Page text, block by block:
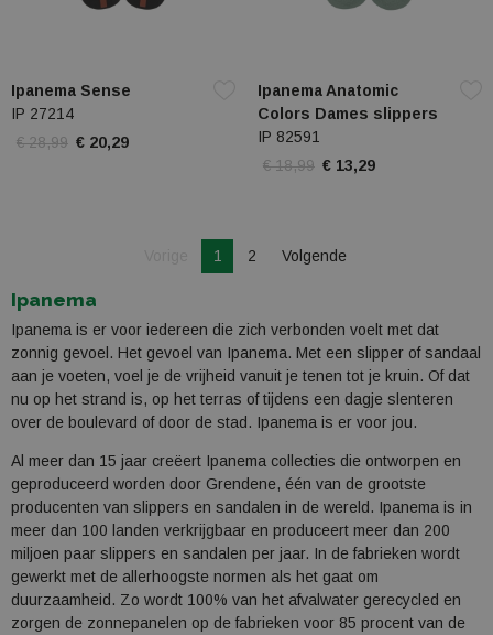
Ipanema Sense
IP 27214
€ 28,99 € 20,29
Ipanema Anatomic
Colors Dames slippers
IP 82591
€ 18,99 € 13,29
Je bent op pagina
1 2 VolgendePagina
Ipanema
Ipanema is er voor iedereen die zich verbonden voelt met dat
zonnig gevoel. Het gevoel van Ipanema. Met een slipper of sandaal
aan je voeten, voel je de vrijheid vanuit je tenen tot je kruin. Of dat
nu op het strand is, op het terras of tijdens een dagje slenteren
over de boulevard of door de stad. Ipanema is er voor jou.
Al meer dan 15 jaar creëert Ipanema collecties die ontworpen en
geproduceerd worden door Grendene, één van de grootste
producenten van slippers en sandalen in de wereld. Ipanema is in
meer dan 100 landen verkrijgbaar en produceert meer dan 200
miljoen paar slippers en sandalen per jaar. In de fabrieken wordt
gewerkt met de allerhoogste normen als het gaat om
duurzaamheid. Zo wordt 100% van het afvalwater gerecycled en
zorgen de zonnepanelen op de fabrieken voor 85 procent van de